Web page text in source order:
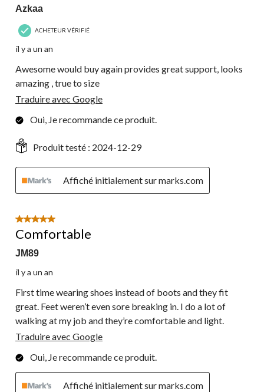
Azkaa
ACHETEUR VÉRIFIÉ
il y a un an
Awesome would buy again provides great support, looks
amazing , true to size
Traduire avec Google
Oui, Je recommande ce produit.
Produit testé : 2024-12-29
Affiché initialement sur marks.com
5 étoile(s) sur 5.
Comfortable
JM89
il y a un an
First time wearing shoes instead of boots and they fit
great. Feet weren’t even sore breaking in. I do a lot of
walking at my job and they’re comfortable and light.
Traduire avec Google
Oui, Je recommande ce produit.
Affiché initialement sur marks.com